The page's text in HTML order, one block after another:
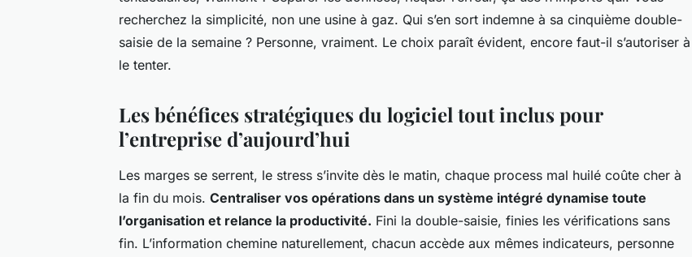
recherchez la simplicité, non une usine à gaz. Qui s’en sort indemne à sa cinquième double-
saisie de la semaine ? Personne, vraiment. Le choix paraît évident, encore faut-il s’autoriser à
le tenter.
Les bénéfices stratégiques du logiciel tout inclus pour
l’entreprise d’aujourd’hui
Les marges se serrent, le stress s’invite dès le matin, chaque process mal huilé coûte cher à
la fin du mois. Centraliser vos opérations dans un système intégré dynamise toute
l’organisation et relance la productivité. Fini la double-saisie, finies les vérifications sans
fin. L’information chemine naturellement, chacun accède aux mêmes indicateurs, personne